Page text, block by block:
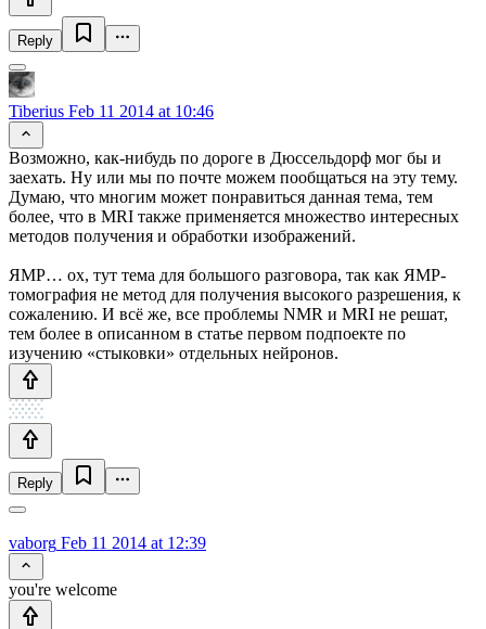
Reply
Tiberius Feb 11 2014 at 10:46
Возможно, как-нибудь по дороге в Дюссельдорф мог бы и
заехать. Ну или мы по почте можем пообщаться на эту тему.
Думаю, что многим может понравиться данная тема, тем
более, что в MRI также применяется множество интересных
методов получения и обработки изображений.
ЯМР… ох, тут тема для большого разговора, так как ЯМР-
томография не метод для получения высокого разрешения, к
сожалению. И всё же, все проблемы NMR и MRI не решат,
тем более в описанном в статье первом подпоекте по
изучению «стыковки» отдельных нейронов.
Reply
vaborg Feb 11 2014 at 12:39
you're welcome